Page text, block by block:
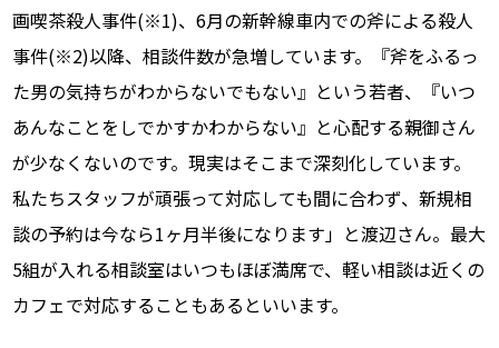
画喫茶殺人事件(※1)、6月の新幹線車内での斧による殺人
事件(※2)以降、相談件数が急増しています。『斧をふるっ
た男の気持ちがわからないでもない』という若者、『いつ
あんなことをしでかすかわからない』と心配する親御さん
が少なくないのです。現実はそこまで深刻化しています。
私たちスタッフが頑張って対応しても間に合わず、新規相
談の予約は今なら1ヶ月半後になります」と渡辺さん。最大
5組が入れる相談室はいつもほぼ満席で、軽い相談は近くの
カフェで対応することもあるといいます。